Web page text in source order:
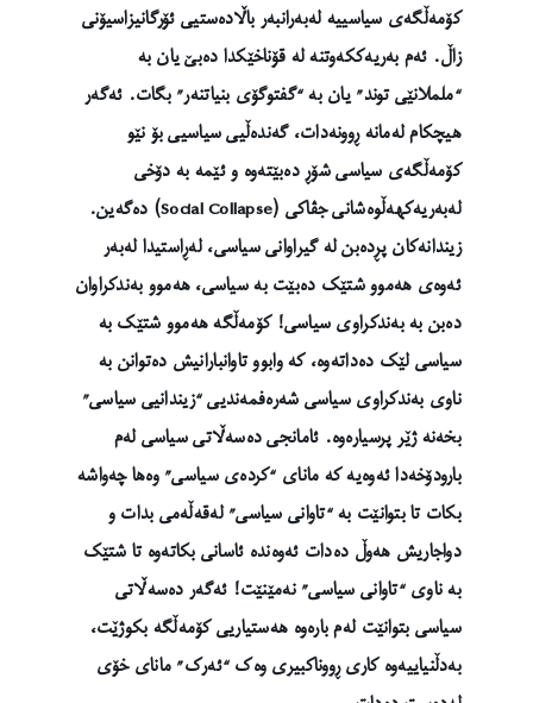
کۆمەڵگەی سیاسییە لەبەرانبەر باڵادەستیی ئۆرگانیزاسیۆنی
زاڵ. ئەم بەریەککەوتنە لە قۆناخێکدا دەبێ یان بە
“ململانێی توند” یان بە “گفتوگۆی بنیاتنەر” بگات. ئەگەر
هیچکام لەمانە ڕوونەدات، گەندەڵیی سیاسیی بۆ نێو
کۆمەڵگەی سیاسی شۆڕ دەبێتەوە و ئێمە بە دۆخی
لەبەریەکهەڵوەشانی جڤاکی (Social Collapse) دەگەین.
زیندانەکان پڕدەبن لە گیراوانی سیاسی، لەڕاستیدا لەبەر
ئەوەی هەموو شتێک دەبێت بە سیاسی، هەموو بەندکراوان
دەبن بە بەندکراوی سیاسی! کۆمەڵگە هەموو شتێک بە
سیاسی لێک دەداتەوە، کە وابوو تاوانبارانیش دەتوانن بە
ناوی بەندکراوی سیاسی شەرەفمەندیی “زیندانیی سیاسی”
بخەنە ژێر پرسیارەوە. ئامانجی دەسەڵاتی سیاسی لەم
بارودۆخەدا ئەوەیە کە مانای “کردەی سیاسی” وەها چەواشە
بکات تا بتوانێت بە “تاوانی سیاسی” لەقەڵەمی بدات و
دواجاریش هەوڵ دەدات ئەوەندە ئاسانی بکاتەوە تا شتێک
بە ناوی “تاوانی سیاسی” نەمێنێت! ئەگەر دەسەڵاتی
سیاسی بتوانێت لەم بارەوە هەستیاریی کۆمەڵگە بکوژێت،
بەدڵنیاییەوە کاری ڕووناکبیری وەک “ئەرک” مانای خۆی